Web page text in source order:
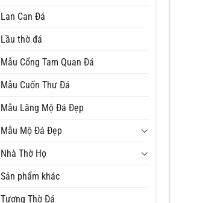
Lan Can Đá
Lầu thờ đá
Mẫu Cổng Tam Quan Đá
Mẫu Cuốn Thư Đá
Mẫu Lăng Mộ Đá Đẹp
Mẫu Mộ Đá Đẹp
Nhà Thờ Họ
Sản phẩm khác
Tượng Thờ Đá